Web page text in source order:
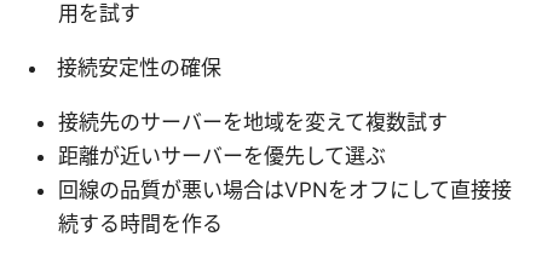
用を試す
接続安定性の確保
接続先のサーバーを地域を変えて複数試す
距離が近いサーバーを優先して選ぶ
回線の品質が悪い場合はVPNをオフにして直接接
続する時間を作る